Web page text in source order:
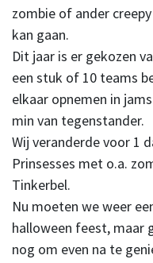
zombie of ander
kan gaan.
Dit jaar is er gekozen
een stuk of 10 teams
elkaar opnemen in
min van tegenstander.
Wij veranderde voor 1
Prinsesses met o.a.
Tinkerbel.
Nu moeten we weer
halloween feest, maar
nog om even na te